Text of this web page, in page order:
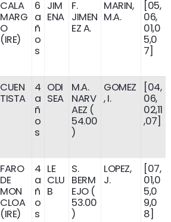
CALA
MARG
O
(IRE)
6
a
ñ
o
s
JIM
ENA
F.
JIMEN
EZ A.
MARIN,
M.A.
[05,
06,
01,0
5,0
7]
CUEN
TISTA
4
a
ñ
o
s
ODI
SEA
M.A.
NARV
AEZ (
54.00
)
GOMEZ
, I.
[04,
06,
02,11
,07]
FARO
DE
MON
CLOA
(IRE)
4
a
ñ
o
s
LE
CLU
B
S.
BERM
EJO (
53.00
)
LOPEZ,
J.
[07,
01,0
5,0
9,0
8]